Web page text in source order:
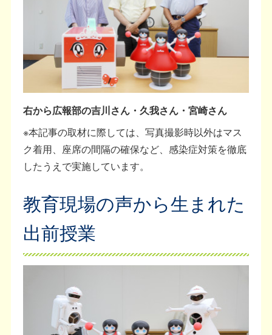
右から広報部の吉川さん・久我さん・宮崎さん
※本記事の取材に際しては、写真撮影時以外はマス
ク着用、座席の間隔の確保など、感染症対策を徹底
したうえで実施しています。
教育現場の声から生まれた
出前授業